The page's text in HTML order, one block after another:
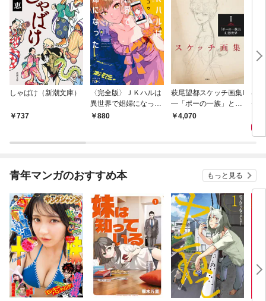
しゃばけ（新潮文庫）
737
〈完全版〉ＪＫハルは
異世界で娼婦になった
（新潮文庫nex）
880
萩尾望都スケッチ画集I
—「ポーの一族」と幻
想世界—
4,070
は
ゼ
青年マンガのおすすめ本 もっと見る